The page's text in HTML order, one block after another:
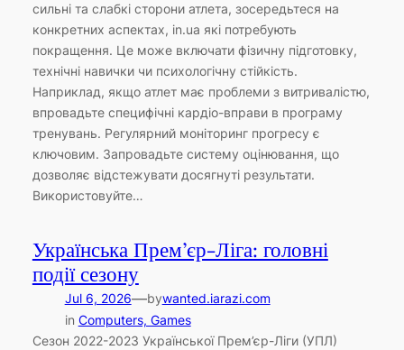
сильні та слабкі сторони атлета, зосередьтеся на
конкретних аспектах, in.ua які потребують
покращення. Це може включати фізичну підготовку,
технічні навички чи психологічну стійкість.
Наприклад, якщо атлет має проблеми з витривалістю,
впровадьте специфічні кардіо-вправи в програму
тренувань. Регулярний моніторинг прогресу є
ключовим. Запровадьте систему оцінювання, що
дозволяє відстежувати досягнуті результати.
Використовуйте…
Українська Прем’єр-Ліга: головні
події сезону
Jul 6, 2026—bywanted.iarazi.com
in Computers, Games
Сезон 2022-2023 Української Прем’єр-Ліги (УПЛ)